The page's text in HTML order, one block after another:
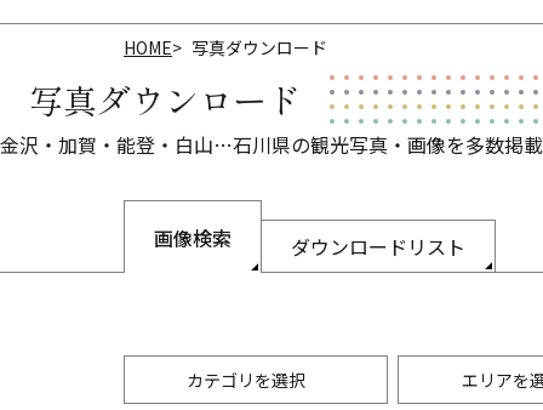
HOME 写真ダウンロード
写真ダウンロード
金沢・加賀・能登・白山…石川県の観光写真・画像を多数掲
画像検索 ダウンロードリスト
カテゴリを選択 エリアを